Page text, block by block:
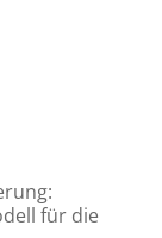
für die